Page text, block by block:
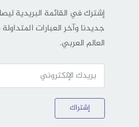
إشترك في القائمة البريدية
جديدنا وآخر العبارات
العالم العربي.
إشتراك